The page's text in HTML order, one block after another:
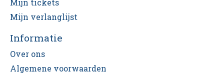
Mijn tickets
Mijn verlanglijst
Informatie
Over ons
Algemene voorwaarden